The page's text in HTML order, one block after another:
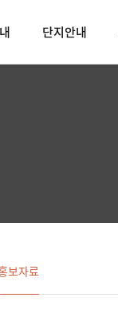
단지안내
보자료